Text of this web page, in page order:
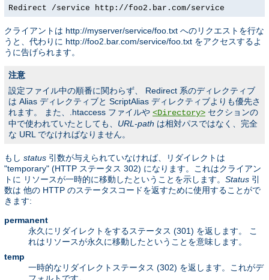
Redirect /service http://foo2.bar.com/service
クライアントは http://myserver/service/foo.txt へのリクエストを行な
うと、代わりに http://foo2.bar.com/service/foo.txt をアクセスするよ
うに告げられます。
注意
設定ファイル中の順番に関わらず、 Redirect 系のディレクティブ
は Alias ディレクティブと ScriptAlias ディレクティブよりも優先さ
れます。 また、.htaccess ファイルや <Directory> セクションの
中で使われていたとしても、 URL-path は相対パスではなく、完全
な URL でなければなりません。
もし status 引数が与えられていなければ、リダイレクトは
"temporary" (HTTP ステータス 302) になります。これはクライアン
トに リソースが一時的に移動したということを示します。 Status 引
数は 他の HTTP のステータスコードを返すために使用することがで
きます:
permanent
永久にリダイレクトをするステータス (301) を返します。 こ
れはリソースが永久に移動したということを意味します。
temp
一時的なリダイレクトステータス (302) を返します。これがデ